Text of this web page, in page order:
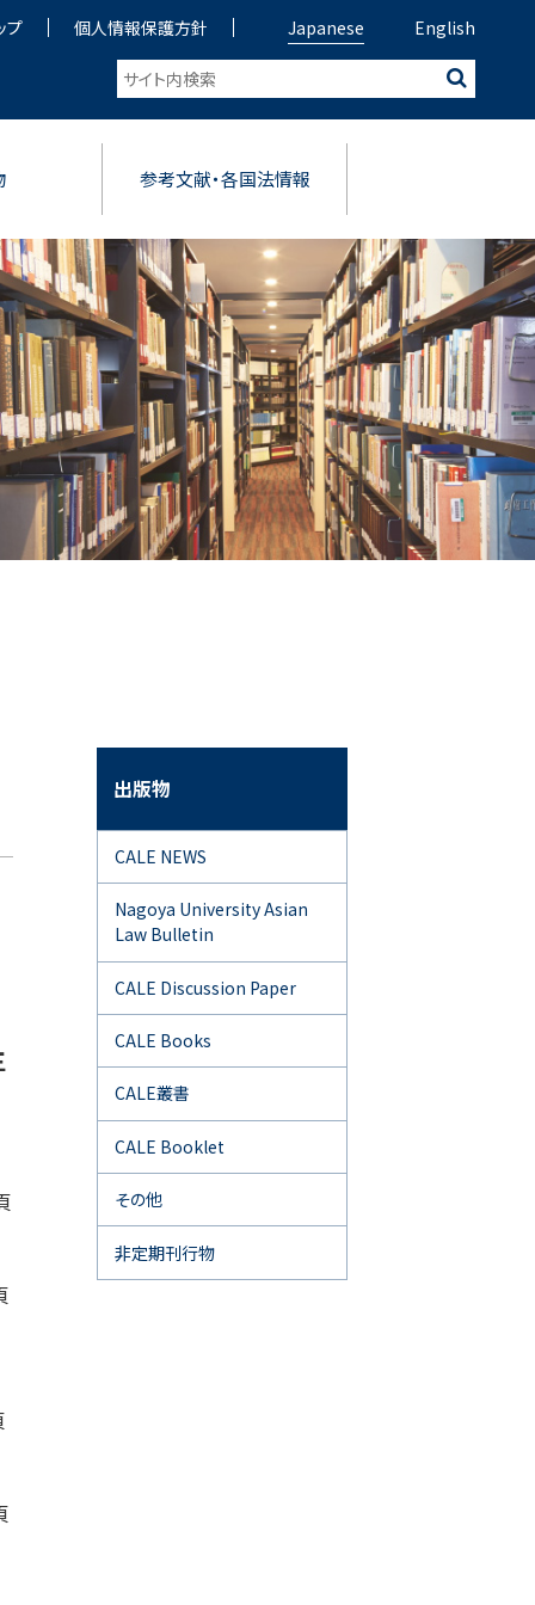
参考文献・各国法情報
プ 個人情報保護方針 Japanese English
出版物
CALE NEWS
Nagoya University Asian
Law Bulletin
CALE Discussion Paper
CALE Books
CALE叢書
CALE Booklet
その他
非定期刊行物